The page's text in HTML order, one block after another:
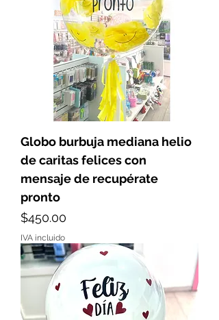
Globo burbuja mediana helio
de caritas felices con
mensaje de recupérate
pronto
Precio
$450.00
IVA incluido